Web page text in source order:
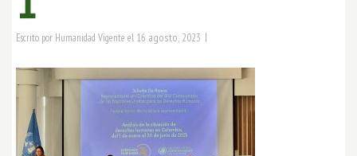
Escrito por Humanidad Vigente el 16 agosto, 2023 |